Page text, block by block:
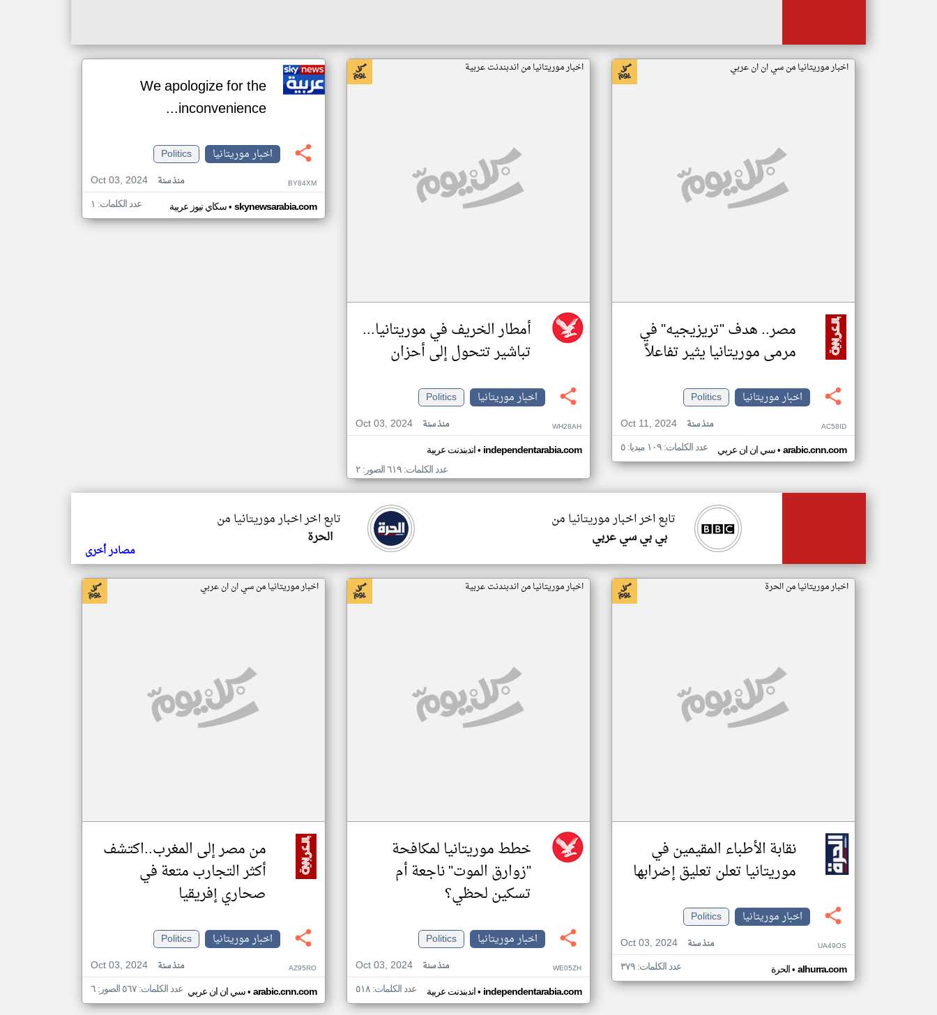
اخبار موريتانيا من سي ان ان عربي
مصر.. هدف "تريزيجيه" في
مرمى موريتانيا يثير تفاعلاً
اخبار موريتانيا
Politics
Oct 11, 2024
منذ سنة AC58ID
سي ان ان عربي• arabic.cnn.com عدد الكلمات: ١٠٩ ميديا: ٥
اخبار موريتانيا من اندبندنت عربية
أمطار الخريف في موريتانيا...
تباشير تتحول إلى أحزان
اخبار موريتانيا
Politics
Oct 03, 2024
منذ سنة WH28AH
اندبندنت عربية• independentarabia.com
عدد الكلمات: ٦١٩ الصور: ٢
We apologize for the
inconvenience...
اخبار موريتانيا
Politics
Oct 03, 2024
منذ سنة BY84XM
سكاي نيوز عربية• skynewsarabia.com عدد الكلمات: ١
تابع اخر اخبار موريتانيا من
الحرة
تابع اخر اخبار موريتانيا من
بي بي سي عربي
مصادر أخرى
اخبار موريتانيا من الحرة
نقابة الأطباء المقيمين في
موريتانيا تعلن تعليق إضرابها
اخبار موريتانيا
Politics
Oct 03, 2024
منذ سنة UA49OS
الحرة• alhurra.com عدد الكلمات: ٣٧٩
اخبار موريتانيا من اندبندنت عربية
خطط موريتانيا لمكافحة
"زوارق الموت" ناجعة أم
تسكين لحظي؟
اخبار موريتانيا
Politics
Oct 03, 2024
منذ سنة WE05ZH
اندبندنت عربية• independentarabia.com عدد الكلمات: ٥١٨
اخبار موريتانيا من سي ان ان عربي
من مصر إلى المغرب..اكتشف
أكثر التجارب متعة في
صحاري إفريقيا
اخبار موريتانيا
Politics
Oct 03, 2024
منذ سنة AZ95RO
سي ان ان عربي• arabic.cnn.com عدد الكلمات: ٥٦٧ الصور: ٦